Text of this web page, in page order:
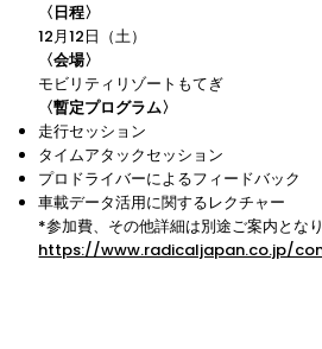
〈日程〉
12月12日（土）
〈会場〉
モビリティリゾートもてぎ
〈暫定プログラム〉
走行セッション
タイムアタックセッション
プロドライバーによるフィードバック
車載データ活用に関するレクチャー
*参加費、その他詳細は別途ご案内とな
https://www.radicaljapan.co.jp/